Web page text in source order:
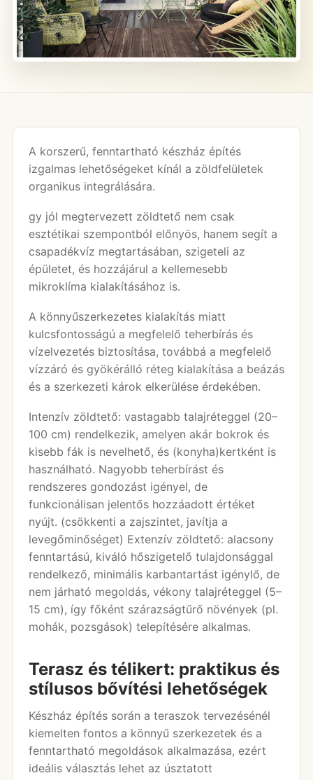
A korszerű, fenntartható készház építés
izgalmas lehetőségeket kínál a zöldfelületek
organikus integrálására.
gy jól megtervezett zöldtető nem csak
esztétikai szempontból előnyös, hanem segít a
csapadékvíz megtartásában, szigeteli az
épületet, és hozzájárul a kellemesebb
mikroklíma kialakításához is.
A könnyűszerkezetes kialakítás miatt
kulcsfontosságú a megfelelő teherbírás és
vízelvezetés biztosítása, továbbá a megfelelő
vízzáró és gyökérálló réteg kialakítása a beázás
és a szerkezeti károk elkerülése érdekében.
Intenzív zöldtető: vastagabb talajréteggel (20–
100 cm) rendelkezik, amelyen akár bokrok és
kisebb fák is nevelhető, és (konyha)kertként is
használható. Nagyobb teherbírást és
rendszeres gondozást igényel, de
funkcionálisan jelentős hozzáadott értéket
nyújt. (csökkenti a zajszintet, javítja a
levegőminőséget) Extenzív zöldtető: alacsony
fenntartású, kiváló hőszigetelő tulajdonsággal
rendelkező, minimális karbantartást igénylő, de
nem járható megoldás, vékony talajréteggel (5–
15 cm), így főként szárazságtűrő növények (pl.
mohák, pozsgások) telepítésére alkalmas.
Terasz és télikert: praktikus és
stílusos bővítési lehetőségek
Készház építés során a teraszok tervezésénél
kiemelten fontos a könnyű szerkezetek és a
fenntartható megoldások alkalmazása, ezért
ideális választás lehet az úsztatott